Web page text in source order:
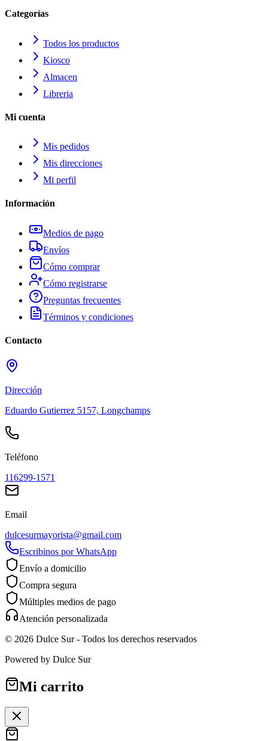
Categorías
Todos los productos
Kiosco
Almacen
Libreria
Mi cuenta
Mis pedidos
Mis direcciones
Mi perfil
Información
Medios de pago
Envíos
Cómo comprar
Cómo registrarse
Preguntas frecuentes
Términos y condiciones
Contacto
Dirección
Eduardo Gutierrez 5157, Longchamps
Teléfono
116299-1571
Email
dulcesurmayorista@gmail.com
Escribinos por WhatsApp
Envío a domicilio
Compra segura
Múltiples medios de pago
Atención personalizada
© 2026 Dulce Sur- Todos los derechos reservados
Powered by Dulce Sur
Mi carrito